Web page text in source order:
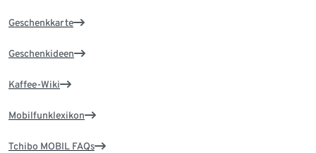
Geschenkkarte
Geschenkideen
Kaffee-Wiki
Mobilfunklexikon
Tchibo MOBIL FAQs